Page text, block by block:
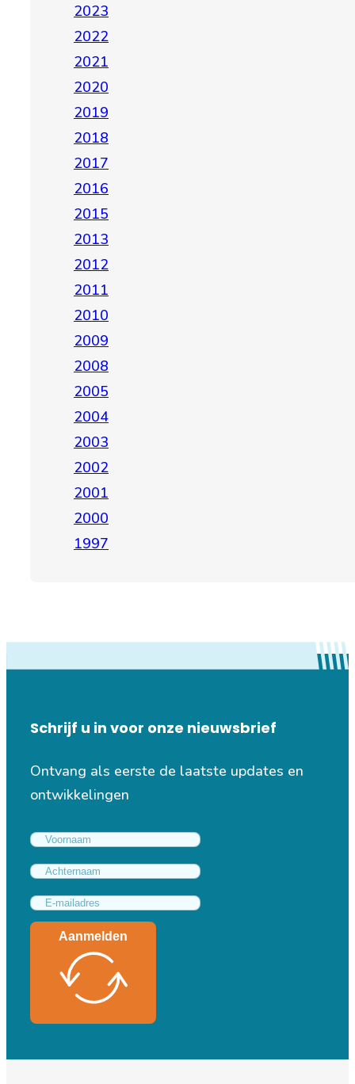
2023
2022
2021
2020
2019
2018
2017
2016
2015
2013
2012
2011
2010
2009
2008
2005
2004
2003
2002
2001
2000
1997
Schrijf u in voor onze nieuwsbrief
Ontvang als eerste de laatste updates en
ontwikkelingen
Aanmelden